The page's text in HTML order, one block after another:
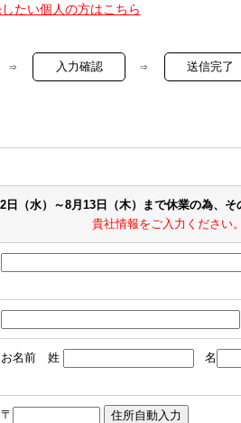
たい個人の方はこちら
⇒ 入力確認 ⇒ 送信完了
（水）～8月13日（木）まで休業の為、そ
貴社情報をご入力ください
お名前 姓 名
〒